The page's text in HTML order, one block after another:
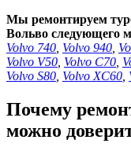
Мы ремонтируем
Вольво следующего
Volvo 740 Volvo 940
Volvo V50 Volvo C70
Volvo S80 Volvo XC60
Почему
можно